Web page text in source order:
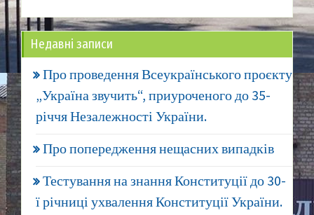
Недавні записи
Про проведення Всеукраїнського проєкту
„Україна звучить“, приуроченого до 35-
річчя Незалежності України.
Про попередження нещасних випадків
Тестування на знання Конституції до 30-
ї річниці ухвалення Конституції України.